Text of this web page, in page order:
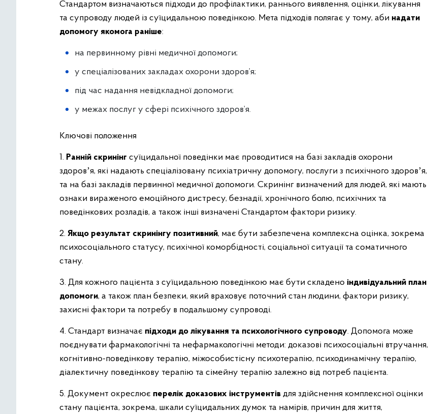
Стандартом визначаються підходи до профілактики, раннього виявлення, оцінки, лікування
та супроводу людей із суїцидальною поведінкою. Мета підходів полягає у тому, аби надати
допомогу якомога раніше:
на первинному рівні медичної допомоги;
у спеціалізованих закладах охорони здоров’я;
під час надання невідкладної допомоги;
у межах послуг у сфері психічного здоров’я.
Ключові положення
1. Ранній скринінг суїцидальної поведінки має проводитися на базі закладів охорони
здоровʼя, які надають спеціалізовану психіатричну допомогу, послуги з психічного здоровʼя,
та на базі закладів первинної медичної допомоги. Скринінг визначений для людей, які мають
ознаки вираженого емоційного дистресу, безнадії, хронічного болю, психічних та
поведінкових розладів, а також інші визначені Стандартом фактори ризику.
2. Якщо результат скринінгу позитивний, має бути забезпечена комплексна оцінка, зокрема
психосоціального статусу, психічної коморбідності, соціальної ситуації та соматичного
стану.
3. Для кожного пацієнта з суїцидальною поведінкою має бути складено індивідуальний план
допомоги, а також план безпеки, який враховує поточний стан людини, фактори ризику,
захисні фактори та потребу в подальшому супроводі.
4. Стандарт визначає підходи до лікування та психологічного супроводу. Допомога може
поєднувати фармакологічні та нефармакологічні методи: доказові психосоціальні втручання,
когнітивно-поведінкову терапію, міжособистісну психотерапію, психодинамічну терапію,
діалектичну поведінкову терапію та сімейну терапію залежно від потреб пацієнта.
5. Документ окреслює перелік доказових інструментів для здійснення комплексної оцінки
стану пацієнта, зокрема, шкали суїцидальних думок та намірів, причин для життя,